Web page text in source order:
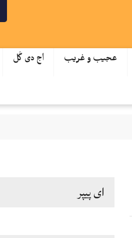
عجیب و غریب اج دی گَل
ای پیپر